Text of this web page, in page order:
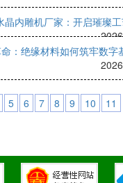
晶内雕机厂家：开启璀璨
：绝缘材料如何筑牢数字
5 6 7 8 9 10 11